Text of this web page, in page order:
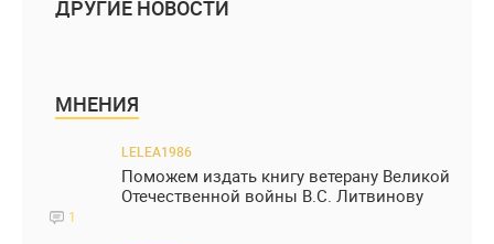
ДРУГИЕ НОВОСТИ
МНЕНИЯ
LELEA1986
Поможем издать книгу ветерану Великой
Отечественной войны В.С. Литвинову
1